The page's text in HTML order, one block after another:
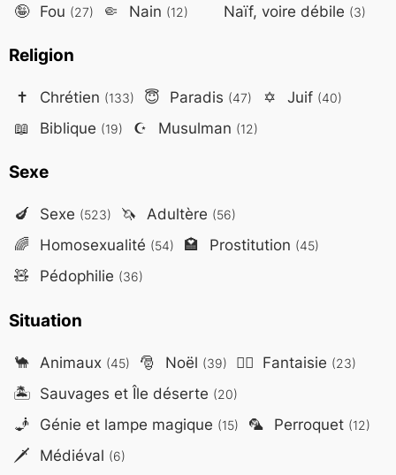
🤪 Fou (27) 🤏 Nain (12) Naïf, voire débile (3)
Religion
✝️ Chrétien (133) 😇 Paradis (47) ✡️ Juif (40)
📖 Biblique (19) ☪️ Musulman (12)
Sexe
🍆 Sexe (523) 🦄 Adultère (56)
🌈 Homosexualité (54) 🏩 Prostitution (45)
🧸 Pédophilie (36)
Situation
🐪 Animaux (45) 🎅 Noël (39) 🧙‍♂️ Fantaisie (23)
🏝️ Sauvages et Île déserte (20)
🧞 Génie et lampe magique (15) 🦜 Perroquet (12)
🗡️ Médiéval (6)